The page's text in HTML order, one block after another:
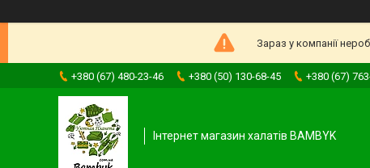
Зараз у компанії
+380 (67) 480-23-46 +380 (50) 130-68-45 +380 (67)
Інтернет магазин халатів BAMBYK